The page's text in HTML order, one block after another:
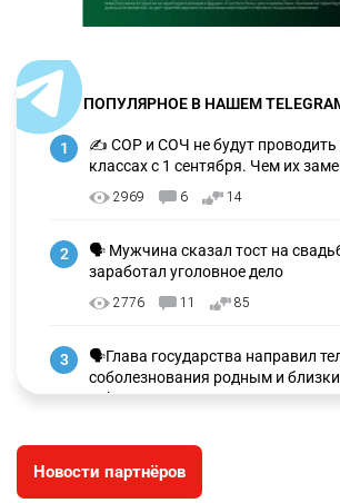
ПОПУЛЯРНОЕ В НАШЕМ
1
✍️ СОР и СОЧ не будут проводить
классах с 1 сентября. Чем их
2969 6 14
2
🗣 Мужчина сказал тост на
заработал уголовное дело
2776 11 85
3
🗣Глава государства направил
соболезнования родным и
қаһарманы Ивана Гапича
🇫🇷 Клуб ПСЖ объявил об
Новости партнёров